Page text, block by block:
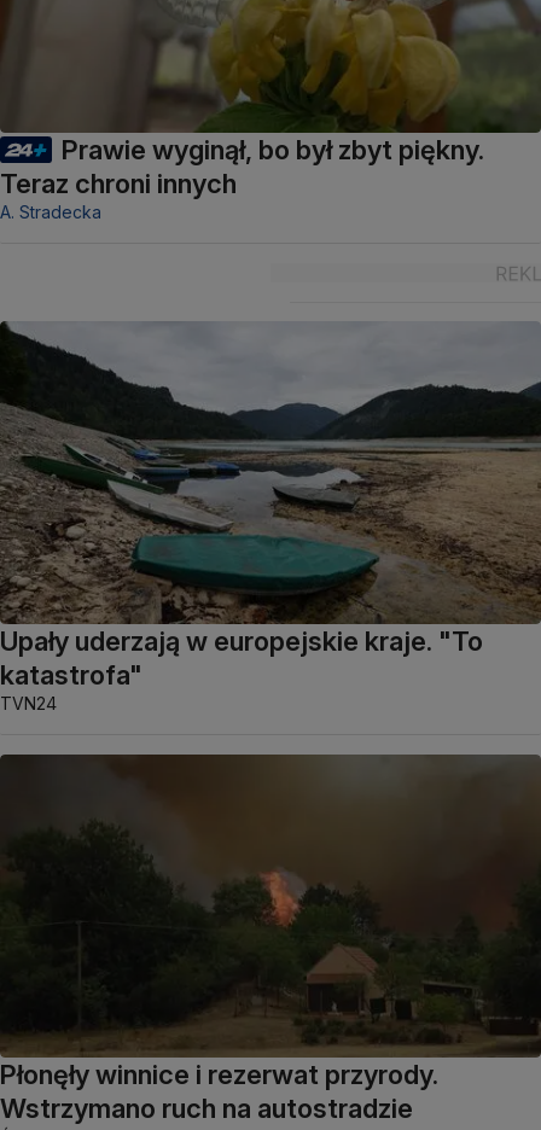
Prawie wyginął, bo był zbyt piękny.
Teraz chroni innych
A. Stradecka
Upały uderzają w europejskie kraje. "To
katastrofa"
TVN24
Płonęły winnice i rezerwat przyrody.
Wstrzymano ruch na autostradzie